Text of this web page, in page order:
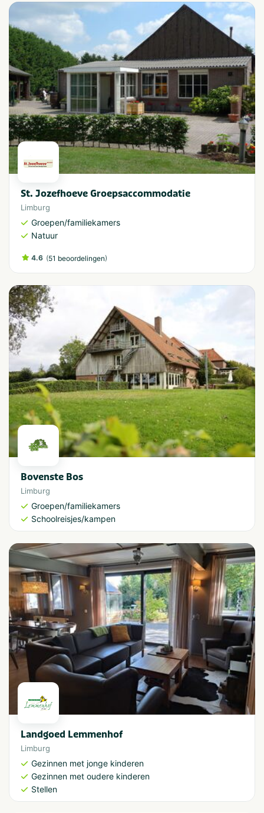
St. Jozefhoeve Groepsaccommodatie
Limburg
Groepen/familiekamers
Natuur
4.6 (51 beoordelingen)
Bovenste Bos
Limburg
Groepen/familiekamers
Schoolreisjes/kampen
Landgoed Lemmenhof
Limburg
Gezinnen met jonge kinderen
Gezinnen met oudere kinderen
Stellen